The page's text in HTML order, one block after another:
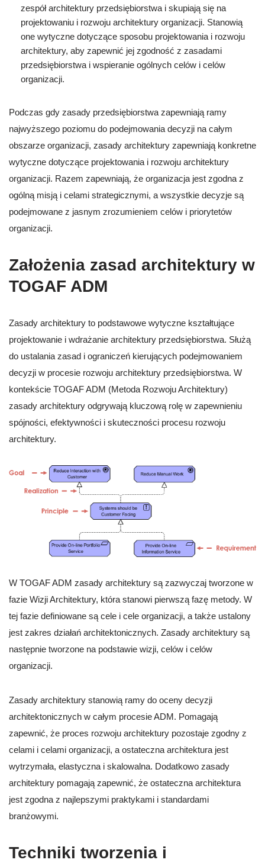
zespół architektury przedsiębiorstwa i skupiają się na
projektowaniu i rozwoju architektury organizacji. Stanowią
one wytyczne dotyczące sposobu projektowania i rozwoju
architektury, aby zapewnić jej zgodność z zasadami
przedsiębiorstwa i wspieranie ogólnych celów i celów
organizacji.
Podczas gdy zasady przedsiębiorstwa zapewniają ramy
najwyższego poziomu do podejmowania decyzji na całym
obszarze organizacji, zasady architektury zapewniają konkretne
wytyczne dotyczące projektowania i rozwoju architektury
organizacji. Razem zapewniają, że organizacja jest zgodna z
ogólną misją i celami strategicznymi, a wszystkie decyzje są
podejmowane z jasnym zrozumieniem celów i priorytetów
organizacji.
Założenia zasad architektury w
TOGAF ADM
Zasady architektury to podstawowe wytyczne kształtujące
projektowanie i wdrażanie architektury przedsiębiorstwa. Służą
do ustalania zasad i ograniczeń kierujących podejmowaniem
decyzji w procesie rozwoju architektury przedsiębiorstwa. W
kontekście TOGAF ADM (Metoda Rozwoju Architektury)
zasady architektury odgrywają kluczową rolę w zapewnieniu
spójności, efektywności i skuteczności procesu rozwoju
architektury.
W TOGAF ADM zasady architektury są zazwyczaj tworzone w
fazie Wizji Architektury, która stanowi pierwszą fazę metody. W
tej fazie definiowane są cele i cele organizacji, a także ustalony
jest zakres działań architektonicznych. Zasady architektury są
następnie tworzone na podstawie wizji, celów i celów
organizacji.
Zasady architektury stanowią ramy do oceny decyzji
architektonicznych w całym procesie ADM. Pomagają
zapewnić, że proces rozwoju architektury pozostaje zgodny z
celami i celami organizacji, a ostateczna architektura jest
wytrzymała, elastyczna i skalowalna. Dodatkowo zasady
architektury pomagają zapewnić, że ostateczna architektura
jest zgodna z najlepszymi praktykami i standardami
branżowymi.
Techniki tworzenia i